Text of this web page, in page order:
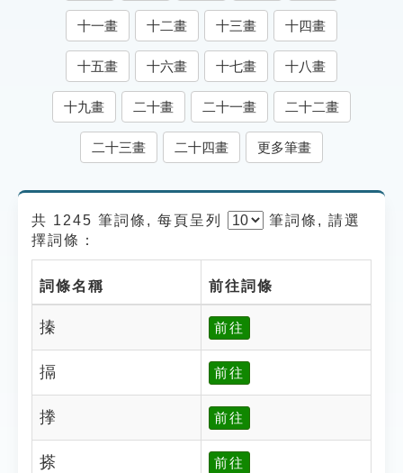
單字索引
生命大百科索引
遊戲專區
貓頭鷹博士
十一畫 十二畫 十三畫 十四畫
十五畫 十六畫 十七畫 十八畫
十九畫 二十畫 二十一畫 二十二畫
二十三畫 二十四畫 更多筆畫
共 1245 筆詞條, 每頁呈列 筆詞條, 請選
擇詞條：
詞條名稱 前往詞條
搸 前往
搹 前往
搼 前往
搽 前往